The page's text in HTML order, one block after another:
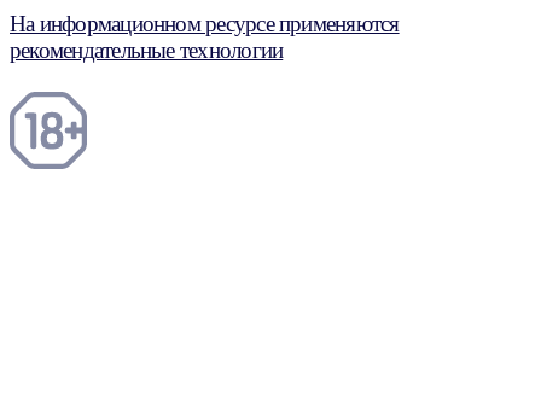
На информационном ресурсе применяются
рекомендательные технологии